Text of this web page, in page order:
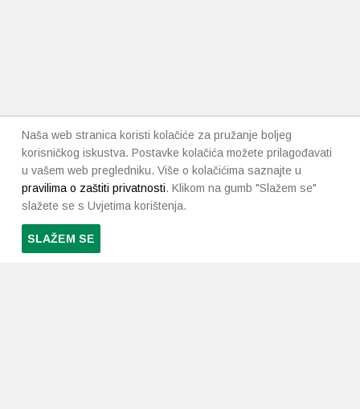
Naša web stranica koristi kolačiće za pružanje boljeg
korisničkog iskustva. Postavke kolačića možete prilagođavati
u vašem web pregledniku. Više o kolačićima saznajte u
pravilima o zaštiti privatnosti. Klikom na gumb "Slažem se"
slažete se s Uvjetima korištenja.
SLAŽEM SE